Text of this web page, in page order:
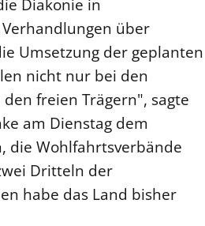
Diakonie in
über
Umsetzung der geplanten
nicht nur bei den
freien Trägern", sagte
am Dienstag dem
die Wohlfahrtsverbände
Dritteln der
habe das Land bisher